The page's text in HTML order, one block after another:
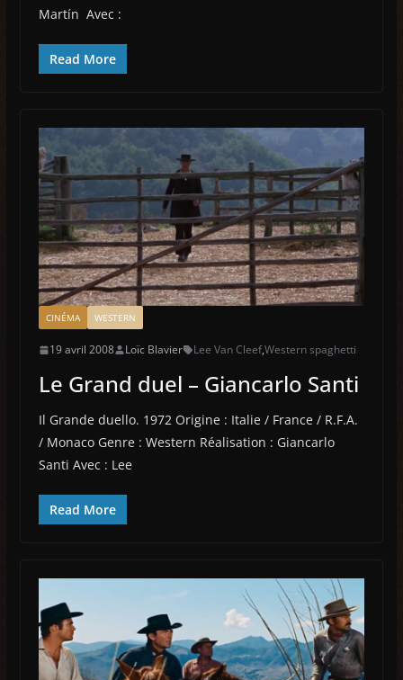
Martín Avec :
Read More
CINÉMA WESTERN
19 avril 2008 Loïc Blavier Lee Van Cleef,Western spaghetti
Le Grand duel – Giancarlo Santi
Il Grande duello. 1972 Origine : Italie / France / R.F.A.
/ Monaco Genre : Western Réalisation : Giancarlo
Santi Avec : Lee
Read More